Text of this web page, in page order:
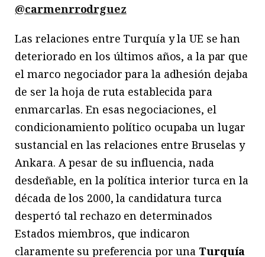
@carmenrrodrguez
Las relaciones entre Turquía y la UE se han
deteriorado en los últimos años, a la par que
el marco negociador para la adhesión dejaba
de ser la hoja de ruta establecida para
enmarcarlas. En esas negociaciones, el
condicionamiento político ocupaba un lugar
sustancial en las relaciones entre Bruselas y
Ankara. A pesar de su influencia, nada
desdeñable, en la política interior turca en la
década de los 2000, la candidatura turca
despertó tal rechazo en determinados
Estados miembros, que indicaron
claramente su preferencia por una Turquía